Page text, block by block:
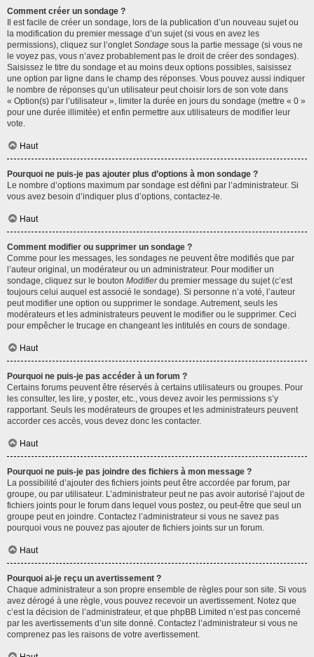
Comment créer un sondage ?
Il est facile de créer un sondage, lors de la publication d’un nouveau sujet ou
la modification du premier message d’un sujet (si vous en avez les
permissions), cliquez sur l’ongletSondage sous la partie message (si vous ne
le voyez pas, vous n’avez probablement pas le droit de créer des sondages).
Saisissez le titre du sondage et au moins deux options possibles, saisissez
une option par ligne dans le champ des réponses. Vous pouvez aussi indiquer
le nombre de réponses qu’un utilisateur peut choisir lors de son vote dans
« Option(s) par l’utilisateur », limiter la durée en jours du sondage (mettre « 0 »
pour une durée illimitée) et enfin permettre aux utilisateurs de modifier leur
vote.
Haut
Pourquoi ne puis-je pas ajouter plus d’options à mon sondage ?
Le nombre d’options maximum par sondage est défini par l’administrateur. Si
vous avez besoin d’indiquer plus d’options, contactez-le.
Haut
Comment modifier ou supprimer un sondage ?
Comme pour les messages, les sondages ne peuvent être modifiés que par
l’auteur original, un modérateur ou un administrateur. Pour modifier un
sondage, cliquez sur le bouton Modifierdu premier message du sujet (c’est
toujours celui auquel est associé le sondage). Si personne n’a voté, l’auteur
peut modifier une option ou supprimer le sondage. Autrement, seuls les
modérateurs et les administrateurs peuvent le modifier ou le supprimer. Ceci
pour empêcher le trucage en changeant les intitulés en cours de sondage.
Haut
Pourquoi ne puis-je pas accéder à un forum ?
Certains forums peuvent être réservés à certains utilisateurs ou groupes. Pour
les consulter, les lire, y poster, etc., vous devez avoir les permissions s’y
rapportant. Seuls les modérateurs de groupes et les administrateurs peuvent
accorder ces accès, vous devez donc les contacter.
Haut
Pourquoi ne puis-je pas joindre des fichiers à mon message ?
La possibilité d’ajouter des fichiers joints peut être accordée par forum, par
groupe, ou par utilisateur. L’administrateur peut ne pas avoir autorisé l’ajout de
fichiers joints pour le forum dans lequel vous postez, ou peut-être que seul un
groupe peut en joindre. Contactez l’administrateur si vous ne savez pas
pourquoi vous ne pouvez pas ajouter de fichiers joints sur un forum.
Haut
Pourquoi ai-je reçu un avertissement ?
Chaque administrateur a son propre ensemble de règles pour son site. Si vous
avez dérogé à une règle, vous pouvez recevoir un avertissement. Notez que
c’est la décision de l’administrateur, et que phpBB Limited n’est pas concerné
par les avertissements d’un site donné. Contactez l’administrateur si vous ne
comprenez pas les raisons de votre avertissement.